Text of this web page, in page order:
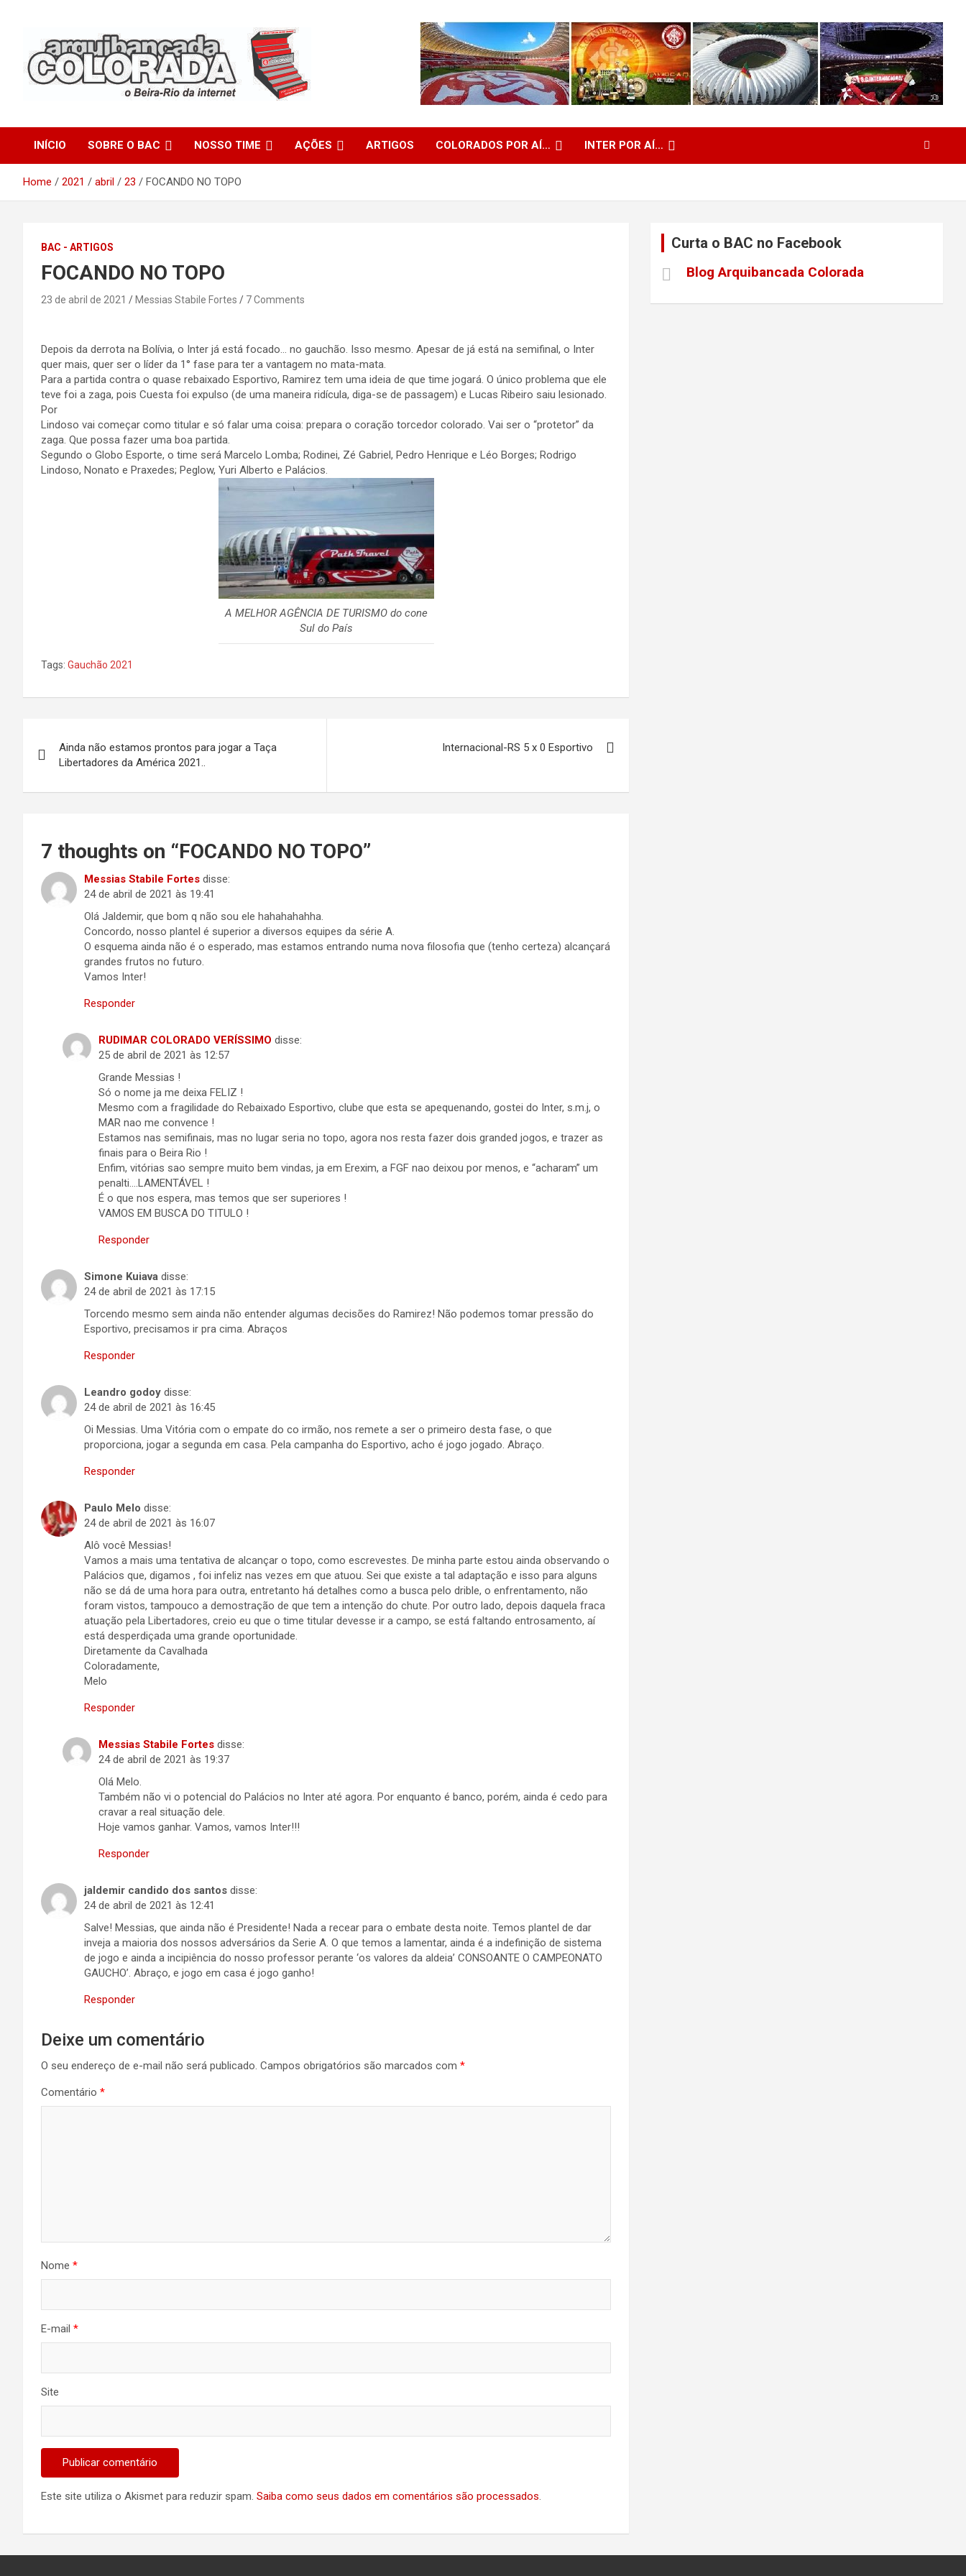
Arquibancada Colorada
INÍCIO SOBRE O BAC NOSSO TIME AÇÕES ARTIGOS COLORADOS POR AÍ… INTER POR AÍ…
Home 2021 abril 23 FOCANDO NO TOPO
BAC - ARTIGOS
FOCANDO NO TOPO
23 de abril de 2021 Messias Stabile Fortes 7 Comments
Depois da derrota na Bolívia, o Inter já está focado… no gauchão. Isso mesmo. Apesar de já está na semifinal, o Inter
quer mais, quer ser o líder da 1° fase para ter a vantagem no mata-mata.
Para a partida contra o quase rebaixado Esportivo, Ramirez tem uma ideia de que time jogará. O único problema que ele
teve foi a zaga, pois Cuesta foi expulso (de uma maneira ridícula, diga-se de passagem) e Lucas Ribeiro saiu lesionado.
Por
Lindoso vai começar como titular e só falar uma coisa: prepara o coração torcedor colorado. Vai ser o “protetor” da
zaga. Que possa fazer uma boa partida.
Segundo o Globo Esporte, o time será Marcelo Lomba; Rodinei, Zé Gabriel, Pedro Henrique e Léo Borges; Rodrigo
Lindoso, Nonato e Praxedes; Peglow, Yuri Alberto e Palácios.
A MELHOR AGÊNCIA DE TURISMO do cone
Sul do País
Tags: Gauchão 2021
de
Post
Ainda não estamos prontos para jogar a Taça
Libertadores da América 2021..
Internacional-RS 5 x 0 Esportivo
7 thoughts on “FOCANDO NO TOPO”
Messias Stabile Fortes disse:
24 de abril de 2021 às 19:41
Olá Jaldemir, que bom q não sou ele hahahahahha.
Concordo, nosso plantel é superior a diversos equipes da série A.
O esquema ainda não é o esperado, mas estamos entrando numa nova filosofia que (tenho certeza) alcançará
grandes frutos no futuro.
Vamos Inter!
Responder
RUDIMAR COLORADO VERÍSSIMO disse:
25 de abril de 2021 às 12:57
Grande Messias !
Só o nome ja me deixa FELIZ !
Mesmo com a fragilidade do Rebaixado Esportivo, clube que esta se apequenando, gostei do Inter, s.m.j, o
MAR nao me convence !
Estamos nas semifinais, mas no lugar seria no topo, agora nos resta fazer dois granded jogos, e trazer as
finais para o Beira Rio !
Enfim, vitórias sao sempre muito bem vindas, ja em Erexim, a FGF nao deixou por menos, e “acharam” um
penalti….LAMENTÁVEL !
É o que nos espera, mas temos que ser superiores !
VAMOS EM BUSCA DO TITULO !
Responder
Simone Kuiava disse:
24 de abril de 2021 às 17:15
Torcendo mesmo sem ainda não entender algumas decisões do Ramirez! Não podemos tomar pressão do
Esportivo, precisamos ir pra cima. Abraços
Responder
Leandro godoy disse:
24 de abril de 2021 às 16:45
Oi Messias. Uma Vitória com o empate do co irmão, nos remete a ser o primeiro desta fase, o que
proporciona, jogar a segunda em casa. Pela campanha do Esportivo, acho é jogo jogado. Abraço.
Responder
Paulo Melo disse:
24 de abril de 2021 às 16:07
Alô você Messias!
Vamos a mais uma tentativa de alcançar o topo, como escrevestes. De minha parte estou ainda observando o
Palácios que, digamos , foi infeliz nas vezes em que atuou. Sei que existe a tal adaptação e isso para alguns
não se dá de uma hora para outra, entretanto há detalhes como a busca pelo drible, o enfrentamento, não
foram vistos, tampouco a demostração de que tem a intenção do chute. Por outro lado, depois daquela fraca
atuação pela Libertadores, creio eu que o time titular devesse ir a campo, se está faltando entrosamento, aí
está desperdiçada uma grande oportunidade.
Diretamente da Cavalhada
Coloradamente,
Melo
Responder
Messias Stabile Fortes disse:
24 de abril de 2021 às 19:37
Olá Melo.
Também não vi o potencial do Palácios no Inter até agora. Por enquanto é banco, porém, ainda é cedo para
cravar a real situação dele.
Hoje vamos ganhar. Vamos, vamos Inter!!!
Responder
jaldemir candido dos santos disse:
24 de abril de 2021 às 12:41
Salve! Messias, que ainda não é Presidente! Nada a recear para o embate desta noite. Temos plantel de dar
inveja a maioria dos nossos adversários da Serie A. O que temos a lamentar, ainda é a indefinição de sistema
de jogo e ainda a incipiência do nosso professor perante ‘os valores da aldeia’ CONSOANTE O CAMPEONATO
GAUCHO’. Abraço, e jogo em casa é jogo ganho!
Responder
Deixe um comentário
O seu endereço de e-mail não será publicado. Campos obrigatórios são marcados com *
Comentário *
Nome *
E-mail *
Site
Este site utiliza o Akismet para reduzir spam. Saiba como seus dados em comentários são processados.
Curta o BAC no Facebook
Blog Arquibancada Colorada